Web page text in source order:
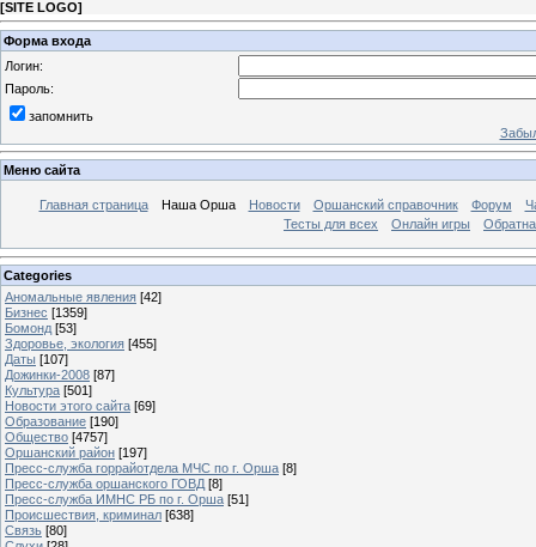
[SITE LOGO]
Форма входа
Логин:
Пароль:
запомнить
Меню сайта
Главная страница Наша Орша Новости Оршанский справочник Форум
Тесты для всех
Онлайн игры
Categories
Аномальные явления [42]
Бизнес [1359]
Бомонд [53]
Здоровье, экология [455]
Даты [107]
Дожинки-2008 [87]
Культура [501]
Новости этого сайта [69]
Образование [190]
Общество [4757]
Оршанский район [197]
Пресс-служба горрайотдела МЧС по г. Орша [8]
Пресс-служба оршанского ГОВД [8]
Пресс-служба ИМНС РБ по г. Орша [51]
Проиcшествия, криминал [638]
Связь [80]